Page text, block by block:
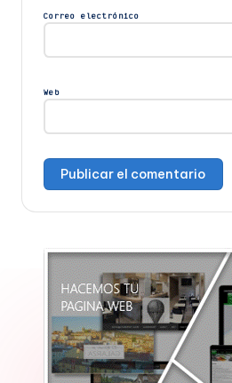
Correo electrónico
Web